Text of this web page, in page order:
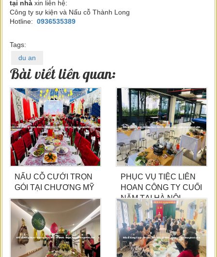
tại nhà xin liên hệ:
Công ty sự kiện và Nấu cỗ Thành Long
Hotline: 0936535389
Tags:
du an
Bài viết liên quan:
NẤU CỖ CƯỚI TRỌN
GÓI TẠI CHƯƠNG MỸ
PHỤC VỤ TIỆC LIÊN
HOAN CÔNG TY CUỐI
NĂM TẠI HÀ NỘI